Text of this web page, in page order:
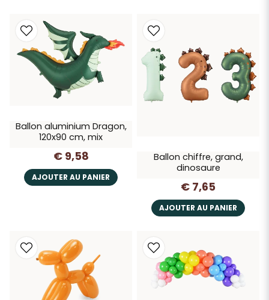
Ballon aluminium Dragon,
120x90 cm, mix
€ 9,58
AJOUTER AU PANIER
Ballon chiffre, grand,
dinosaure
€ 7,65
AJOUTER AU PANIER